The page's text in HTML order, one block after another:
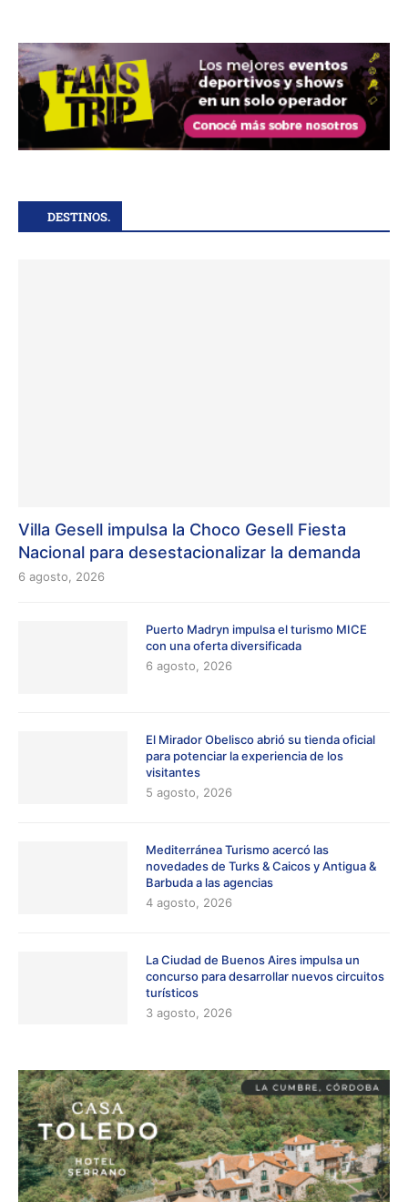
DESTINOS.
Villa Gesell impulsa la Choco Gesell Fiesta
Nacional para desestacionalizar la demanda
6 agosto, 2026
Puerto Madryn impulsa el turismo MICE
con una oferta diversificada
6 agosto, 2026
El Mirador Obelisco abrió su tienda oficial
para potenciar la experiencia de los
visitantes
5 agosto, 2026
Mediterránea Turismo acercó las
novedades de Turks & Caicos y Antigua &
Barbuda a las agencias
4 agosto, 2026
La Ciudad de Buenos Aires impulsa un
concurso para desarrollar nuevos circuitos
turísticos
3 agosto, 2026